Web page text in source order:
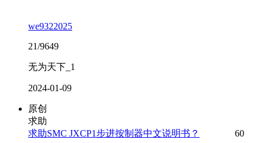
we9322025
21/9649
无为天下_1
2024-01-09
原创
求助
求助SMC JXCP1步进按制器中文说明书？
60